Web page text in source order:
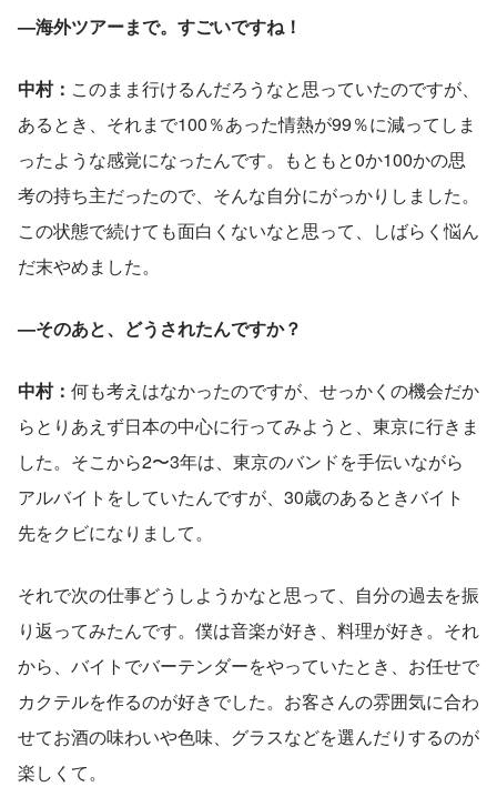
—海外ツアーまで。すごいですね！
中村： このまま行けるんだろうなと思っていたのですが、
あるとき、それまで100％あった情熱が99％に減ってしま
ったような感覚になったんです。もともと0か100かの思
考の持ち主だったので、そんな自分にがっかりしました。
この状態で続けても面白くないなと思って、しばらく悩ん
だ末やめました。
—そのあと、どうされたんですか？
中村： 何も考えはなかったのですが、せっかくの機会だか
らとりあえず日本の中心に行ってみようと、東京に行きま
した。そこから2〜3年は、東京のバンドを手伝いながら
アルバイトをしていたんですが、30歳のあるときバイト
先をクビになりまして。
それで次の仕事どうしようかなと思って、自分の過去を振
り返ってみたんです。僕は音楽が好き、料理が好き。それ
から、バイトでバーテンダーをやっていたとき、お任せで
カクテルを作るのが好きでした。お客さんの雰囲気に合わ
せてお酒の味わいや色味、グラスなどを選んだりするのが
楽しくて。